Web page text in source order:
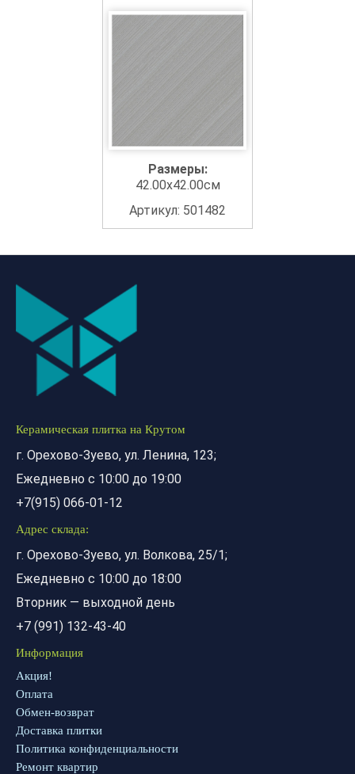
Размеры:
42.00x42.00см
Артикул: 501482
Керамическая плитка на Крутом
г. Орехово-Зуево, ул. Ленина, 123;
Ежедневно с 10:00 до 19:00
+7(915) 066-01-12
Адрес склада:
г. Орехово-Зуево, ул. Волкова, 25/1;
Ежедневно с 10:00 до 18:00
Вторник — выходной день
+7 (991) 132-43-40
Информация
Акция!
Оплата
Обмен-возврат
Доставка плитки
Политика конфиденциальности
Ремонт квартир